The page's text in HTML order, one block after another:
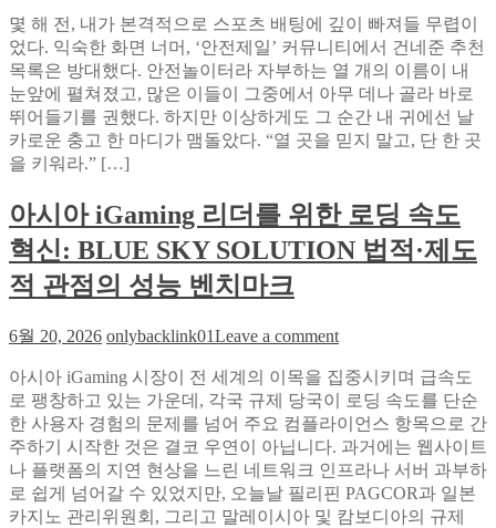
드
박
스
‘클
래
식
주
말
아
사
잡
는
이
유
전
제
일
커
뮤
니
서
단
하
이
트
만
골
라
레
전
드
몇 해 전, 내가 본격적으로 스포츠 배팅에 깊이 빠져들 무렵이
었다. 익숙한 화면 너머, ‘안전제일’ 커뮤니티에서 건네준 추천
목록은 방대했다. 안전놀이터라 자부하는 열 개의 이름이 내
눈앞에 펼쳐졌고, 많은 이들이 그중에서 아무 데나 골라 바로
뛰어들기를 권했다. 하지만 이상하게도 그 순간 내 귀에선 날
카로운 충고 한 마디가 맴돌았다. “열 곳을 믿지 말고, 단 한 곳
을 키워라.” […]
아시아 iGaming 리더를 위한 로딩 속도
혁신: BLUE SKY SOLUTION 법적·제도
적 관점의 성능 벤치마크
6월 20, 2026 onlybacklink01Leave a commenton
시
아
iGaming
리
더
를
위
아시아 iGaming 시장이 전 세계의 이목을 집중시키며 급속도
로 팽창하고 있는 가운데, 각국 규제 당국이 로딩 속도를 단순
한 사용자 경험의 문제를 넘어 주요 컴플라이언스 항목으로 간
주하기 시작한 것은 결코 우연이 아닙니다. 과거에는 웹사이트
나 플랫폼의 지연 현상을 느린 네트워크 인프라나 서버 과부하
로 쉽게 넘어갈 수 있었지만, 오늘날 필리핀 PAGCOR과 일본
카지노 관리위원회, 그리고 말레이시아 및 캄보디아의 규제